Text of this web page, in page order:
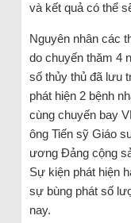
và kết quả có thể
Nguyên nhân các
do chuyến thăm 4
số thủy thủ đã lưu
phát hiện 2 bệnh
cùng chuyến bay
ông Tiến sỹ Giáo
ương Đảng cộng
Sự kiện phát hiện
sự bùng phát số
nay.